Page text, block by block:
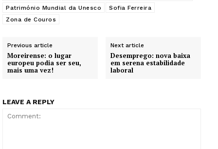
Património Mundial da Unesco
Sofia Ferreira
Zona de Couros
Previous article
Moreirense: o lugar
europeu podia ser seu,
mais uma vez!
Next article
Desemprego: nova baixa
em serena estabilidade
laboral
LEAVE A REPLY